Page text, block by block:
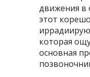
движения в
этот
которая
основная